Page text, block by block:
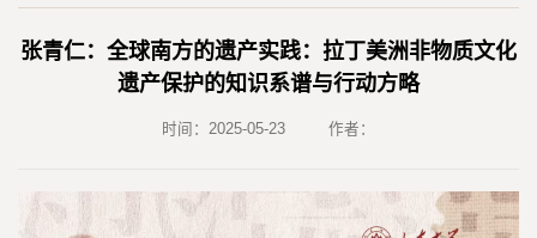
张青仁：全球南方的遗产实践：拉丁美洲非物质文化
遗产保护的知识系谱与行动方略
时间：2025-05-23 作者：